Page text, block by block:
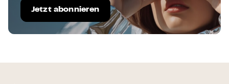
Jetzt abonnieren